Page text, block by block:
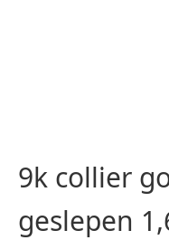
9k collier
geslepen